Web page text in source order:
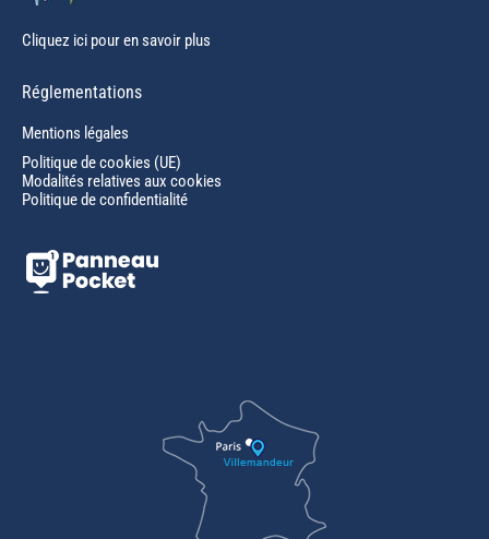
Cliquez ici pour en savoir plus
Réglementations
Mentions légales
Politique de cookies (UE)
Modalités relatives aux cookies
Politique de confidentialité